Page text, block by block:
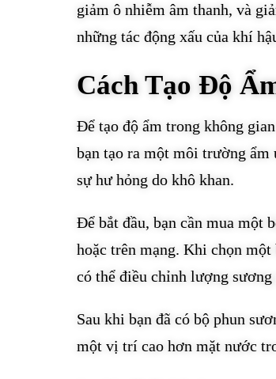
giảm ô nhiễm âm thanh, và
những tác động xấu của khí
Cách Tạo Độ
Để tạo độ ẩm trong không
bạn tạo ra một môi trường ẩm
sự hư hỏng do khô khan.
Để bắt đầu, bạn cần mua một
hoặc trên mạng. Khi chọn
có thể điều chỉnh lượng sương
Sau khi bạn đã có bộ phun
một vị trí cao hơn mặt nước